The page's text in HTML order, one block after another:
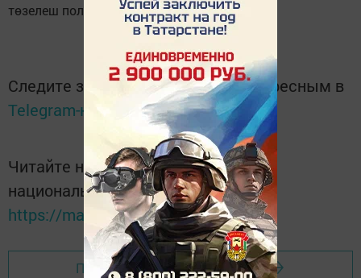
төзелеш полигонын хәтерләтә.
Следите за самым важным и интересным в
Telegram-канале
Татмедиа
Читайте новости Татарстана в
национальном мессенджере MАХ:
https://max.ru/tatmedia
Перейти на страницу новости